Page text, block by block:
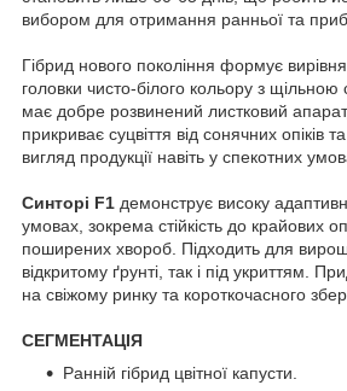
вибором для отримання ранньої та
Гібрид нового покоління формує
головки чисто-білого кольору з
має добре розвинений листковий
прикриває суцвіття від сонячних опіків
вигляд продукції навіть у спекотних
Синторі F1 демонструє високу
умовах, зокрема стійкість до крайових
поширених хвороб. Підходить для
відкритому ґрунті, так і під укриттям.
на свіжому ринку та короткочасного
СЕГМЕНТАЦІЯ
Ранній гібрид цвітної капусти.